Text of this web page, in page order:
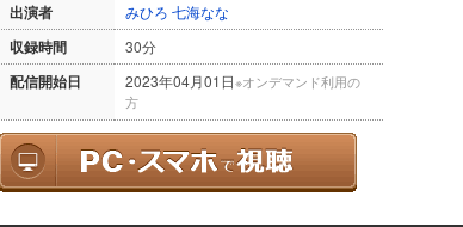
出演者 みひろ 七海なな
収録時間 30分
配信開始日 2023年04月01日※オンデマンド利用の
方